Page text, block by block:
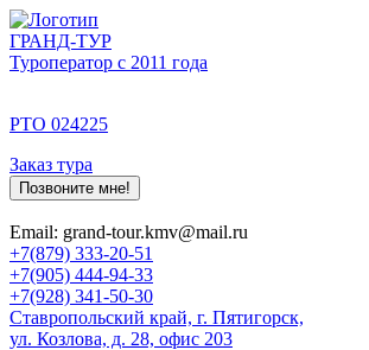
ГРАНД-ТУР
Туроператор с 2011 года
РТО 024225
Заказ тура
Позвоните мне!
Email: grand-tour.kmv@mail.ru
+7(879) 333-20-51
+7(905) 444-94-33
+7(928) 341-50-30
Ставропольский край, г. Пятигорск,
ул. Козлова, д. 28, офис 203